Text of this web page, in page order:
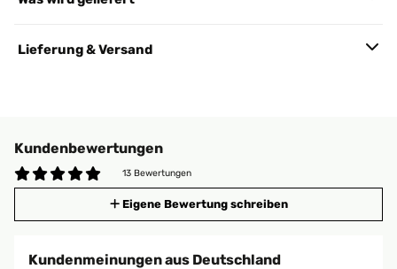
Lieferung & Versand
Kundenbewertungen
13 Bewertungen
Eigene Bewertung schreiben
Kundenmeinungen aus Deutschland